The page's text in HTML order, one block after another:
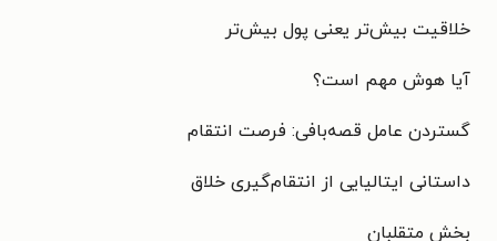
خلاقیت بیش‌تر یعنی پول بیش‌تر
آیا هوش مهم است؟
گستردن عامل قصه‌بافی: فرصت انتقام
داستانی ایتالیایی از انتقام‌گیری خلاق
بخش متقلبان